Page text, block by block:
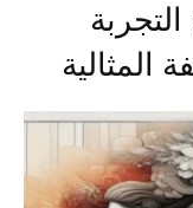
التجربة
المثالية